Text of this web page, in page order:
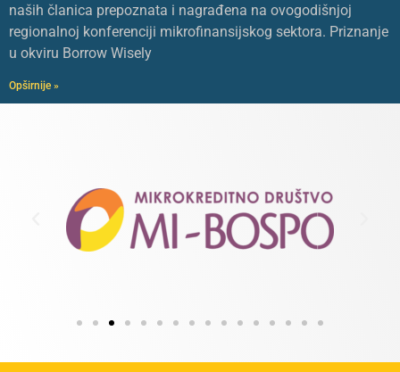
naših članica prepoznata i nagrađena na ovogodišnjoj
regionalnoj konferenciji mikrofinansijskog sektora. Priznanje
u okviru Borrow Wisely
Opširnije »